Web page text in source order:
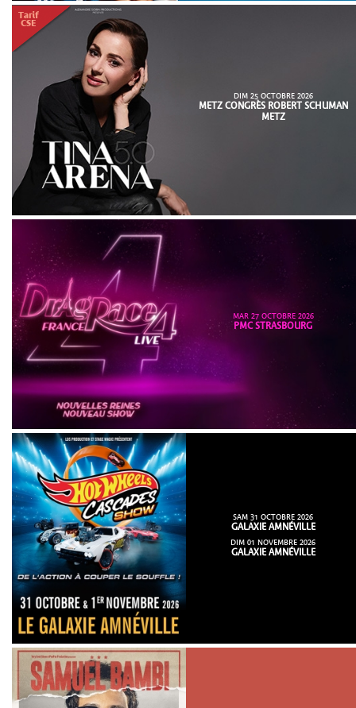
DIM 25 OCTOBRE 2026
METZ CONGRÈS ROBERT SCHUMAN
METZ
MAR 27 OCTOBRE 2026
PMC STRASBOURG
SAM 31 OCTOBRE 2026
GALAXIE AMNÉVILLE
DIM 01 NOVEMBRE 2026
GALAXIE AMNÉVILLE